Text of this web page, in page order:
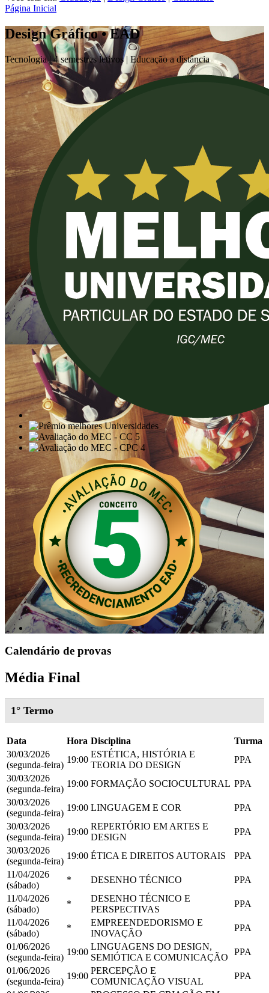
Página Inicial
Design Gráfico • EAD
Tecnologia |4 semestres letivos | Educação a distância
Calendário de provas
Média Final
1° Termo
Data Hora Disciplina
Turma
30/03/2026
(segunda-feira)
19:00
ESTÉTICA, HISTÓRIA E
TEORIA DO DESIGN
PPA
30/03/2026
(segunda-feira)
19:00 FORMAÇÃO SOCIOCULTURAL PPA
30/03/2026
(segunda-feira)
19:00 LINGUAGEM E COR
PPA
30/03/2026
(segunda-feira)
19:00
REPERTÓRIO EM ARTES E
DESIGN
PPA
30/03/2026
(segunda-feira)
19:00 ÉTICA E DIREITOS AUTORAIS
PPA
11/04/2026
(sábado)
* DESENHO TÉCNICO
PPA
11/04/2026
(sábado)
*
DESENHO TÉCNICO E
PERSPECTIVAS
PPA
11/04/2026
(sábado)
*
EMPREENDEDORISMO E
INOVAÇÃO
PPA
01/06/2026
(segunda-feira)
19:00
LINGUAGENS DO DESIGN,
SEMIÓTICA E COMUNICAÇÃO
PPA
01/06/2026
(segunda-feira)
19:00
PERCEPÇÃO E
COMUNICAÇÃO VISUAL
PPA